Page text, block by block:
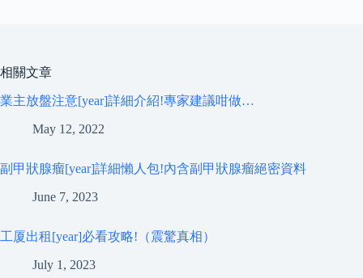
相關文章
業主放盤注意[year]詳細介紹!專家建議咁做…
May 12, 2022
副甲狀腺瘤[year]詳細懶人包!內含副甲狀腺瘤絕密資料
June 7, 2023
工厦出租[year]必看攻略!（震驚真相）
July 1, 2023